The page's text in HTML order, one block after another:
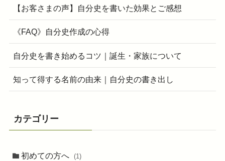
【お客さまの声】自分史を書いた効果とご感想
《FAQ》自分史作成の心得
自分史を書き始めるコツ｜誕生・家族について
知って得する名前の由来｜自分史の書き出し
カテゴリー
初めての方へ (1)